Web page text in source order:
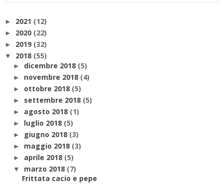
► 2021 (12)
► 2020 (22)
► 2019 (32)
▼ 2018 (55)
► dicembre 2018 (5)
► novembre 2018 (4)
► ottobre 2018 (5)
► settembre 2018 (5)
► agosto 2018 (1)
► luglio 2018 (5)
► giugno 2018 (3)
► maggio 2018 (3)
► aprile 2018 (5)
▼ marzo 2018 (7)
Frittata cacio e pepe